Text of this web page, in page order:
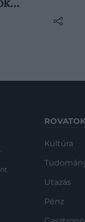
a
fordítva sem
Kultúra
Utazás
Pénz